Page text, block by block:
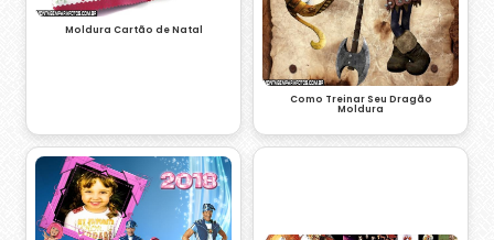
Moldura Cartão de Natal
Como Treinar Seu Dragão
Moldura